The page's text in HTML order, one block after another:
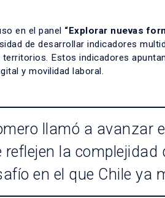
en el panel “Explorar nuevas
de desarrollar indicadores
Estos indicadores
y movilidad laboral.
llamó a avanzar
la complejidad
en el que Chile ya